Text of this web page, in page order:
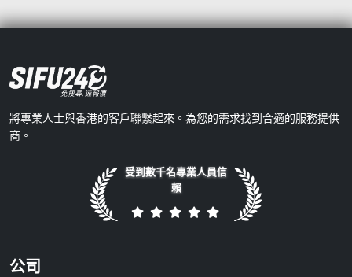
將專業人士與香港的客戶聯繫起來。為您的需求找到合適的服務提供
商。
受到數千名專業人員信
賴
公司